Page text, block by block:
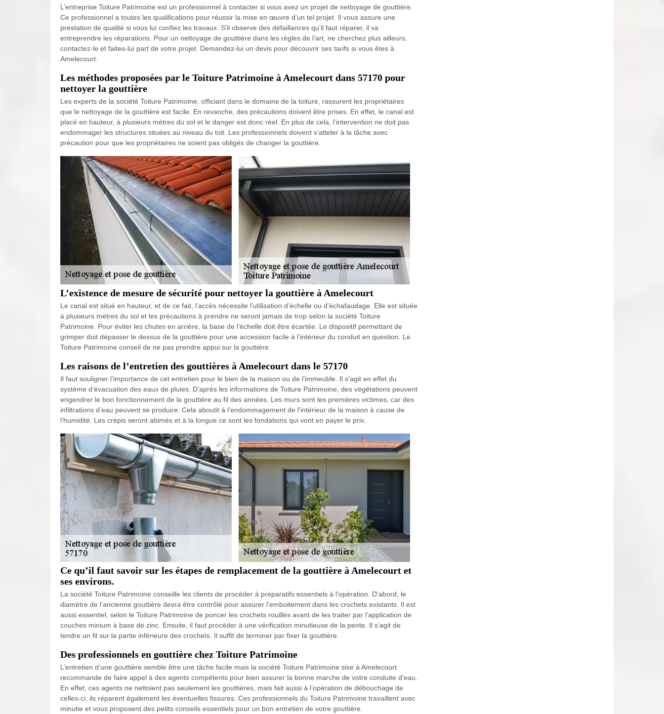
L’entreprise Toiture Patrimoine est un professionnel à contacter si vous avez un projet de nettoyage de gouttière.
Ce professionnel a toutes les qualifications pour réussir la mise en œuvre d’un tel projet. Il vous assure une
prestation de qualité si vous lui confiez les travaux. S’il observe des défaillances qu’il faut réparer, il va
entreprendre les réparations. Pour un nettoyage de gouttière dans les règles de l’art, ne cherchez plus ailleurs,
contactez-le et faites-lui part de votre projet. Demandez-lui un devis pour découvrir ses tarifs si vous êtes à
Amelecourt.
Les méthodes proposées par le Toiture Patrimoine à Amelecourt dans 57170 pour
nettoyer la gouttière
Les experts de la société Toiture Patrimoine, officiant dans le domaine de la toiture, rassurent les propriétaires
que le nettoyage de la gouttière est facile. En revanche, des précautions doivent être prises. En effet, le canal est
placé en hauteur, à plusieurs mètres du sol et le danger est donc réel. En plus de cela, l’intervention ne doit pas
endommager les structures situées au niveau du toit. Les professionnels doivent s’atteler à la tâche avec
précaution pour que les propriétaires ne soient pas obligés de changer la gouttière.
L’existence de mesure de sécurité pour nettoyer la gouttière à Amelecourt
Le canal est situé en hauteur, et de ce fait, l’accès nécessite l’utilisation d’échelle ou d’échafaudage. Elle est située
à plusieurs mètres du sol et les précautions à prendre ne seront jamais de trop selon la société Toiture
Patrimoine. Pour éviter les chutes en arrière, la base de l’échelle doit être écartée. Le dispositif permettant de
grimper doit dépasser le dessus de la gouttière pour une accession facile à l’intérieur du conduit en question. Le
Toiture Patrimoine conseil de ne pas prendre appui sur la gouttière.
Les raisons de l’entretien des gouttières à Amelecourt dans le 57170
Il faut souligner l’importance de cet entretien pour le bien de la maison ou de l’immeuble. Il s’agit en effet du
système d’évacuation des eaux de pluies. D’après les informations de Toiture Patrimoine, des végétations peuvent
engendrer le bon fonctionnement de la gouttière au fil des années. Les murs sont les premières victimes, car des
infiltrations d’eau peuvent se produire. Cela aboutit à l’endommagement de l’intérieur de la maison à cause de
l’humidité. Les crépis seront abimés et à la longue ce sont les fondations qui vont en payer le prix.
Ce qu’il faut savoir sur les étapes de remplacement de la gouttière à Amelecourt et
ses environs.
La société Toiture Patrimoine conseille les clients de procéder à préparatifs essentiels à l’opération. D’abord, le
diamètre de l’ancienne gouttière devra être contrôlé pour assurer l’emboitement dans les crochets existants. Il est
aussi essentiel, selon le Toiture Patrimoine de poncer les crochets rouillés avant de les traiter par l’application de
couches minium à base de zinc. Ensuite, il faut procéder à une vérification minutieuse de la pente. Il s’agit de
tendre un fil sur la partie inférieure des crochets. Il suffit de terminer par fixer la gouttière.
Des professionnels en gouttière chez Toiture Patrimoine
L’entretien d’une gouttière semble être une tâche facile mais la société Toiture Patrimoine sise à Amelecourt
recommande de faire appel à des agents compétents pour bien assurer la bonne marche de votre conduite d’eau.
En effet, ces agents ne nettoient pas seulement les gouttières, mais fait aussi à l’opération de débouchage de
celles-ci, ils réparent également les éventuelles fissures. Ces professionnels du Toiture Patrimoine travaillent avec
minutie et vous proposent des petits conseils essentiels pour un bon entretien de votre gouttière.